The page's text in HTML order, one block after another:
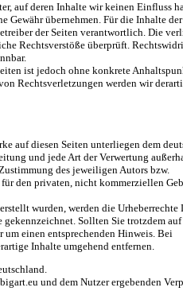
auf deren Inhalte wir keinen Einfluss
Gewähr übernehmen. Für die Inhalte der
der Seiten verantwortlich. Die
Rechtsverstöße überprüft.
ist jedoch ohne konkrete
Rechtsverletzungen werden wir
auf diesen Seiten unterliegen dem
und jede Art der Verwertung
des jeweiligen Autors bzw.
den privaten, nicht kommerziellen
wurden, werden die Urheberrechte
gekennzeichnet. Sollten Sie trotzdem
einen entsprechenden Hinweis. Bei
Inhalte umgehend entfernen.
und dem Nutzer ergebenden